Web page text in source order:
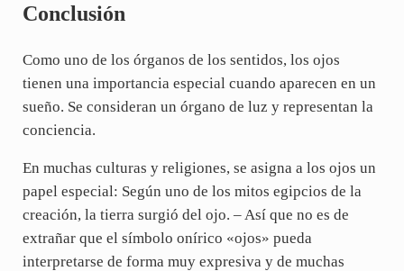
Conclusión
Como uno de los órganos de los sentidos, los ojos
tienen una importancia especial cuando aparecen en un
sueño. Se consideran un órgano de luz y representan la
conciencia.
En muchas culturas y religiones, se asigna a los ojos un
papel especial: Según uno de los mitos egipcios de la
creación, la tierra surgió del ojo. – Así que no es de
extrañar que el símbolo onírico «ojos» pueda
interpretarse de forma muy expresiva y de muchas